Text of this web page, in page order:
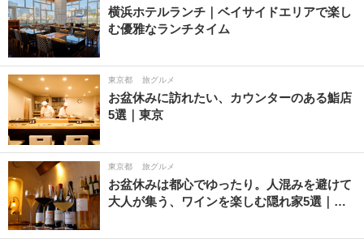
横浜ホテルランチ｜ベイサイドエリアで楽し
む優雅なランチタイム
東京都 旅グルメ
お盆休みに訪れたい、カウンターのある鮨店
5選｜東京
東京都 旅グルメ
お盆休みは都心でゆったり。人混みを避けて
大人が集う、ワインを楽しむ隠れ家5選｜…